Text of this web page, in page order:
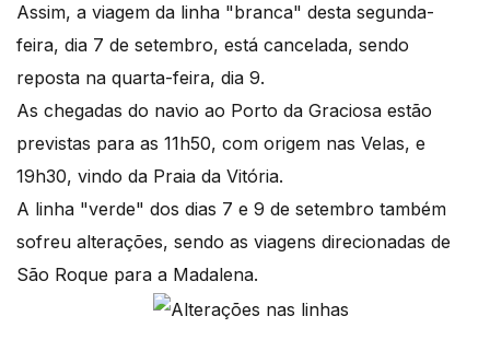
Assim, a viagem da linha "branca" desta segunda-
feira, dia 7 de setembro, está cancelada, sendo
reposta na quarta-feira, dia 9.
As chegadas do navio ao Porto da Graciosa estão
previstas para as 11h50, com origem nas Velas, e
19h30, vindo da Praia da Vitória.
A linha "verde" dos dias 7 e 9 de setembro também
sofreu alterações, sendo as viagens direcionadas de
São Roque para a Madalena.